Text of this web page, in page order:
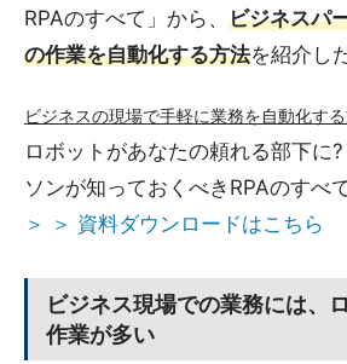
RPAのすべて」から、 ビジネスパ
の作業を自動化する方法を紹介し
ビジネスの現場で手軽に業務を自動化す
ロボットがあなたの頼れる部下に
ソンが知っておくべきRPAのすべ
＞ ＞ 資料ダウンロードはこちら
ビジネス現場での業務には、
作業が多い